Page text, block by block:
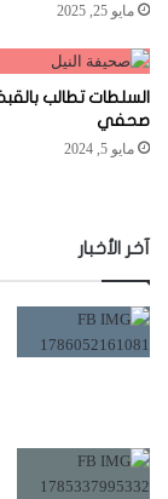
مايو 25, 2025
صحفي
مايو 5, 2024
آخر الأخبار